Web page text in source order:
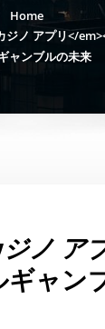
Home
ジノ アプリ</
ャンブルの未来
ノ ア
ャン